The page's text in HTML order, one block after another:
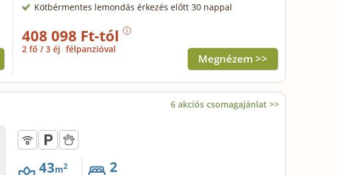
Kötbérmentes lemondás érkezés előtt 30 nappal
408 098 Ft-tól
2 fő / 3 éj félpanzióval
Megnézem >>
6 akciós csomagajánlat >>
43m2 2